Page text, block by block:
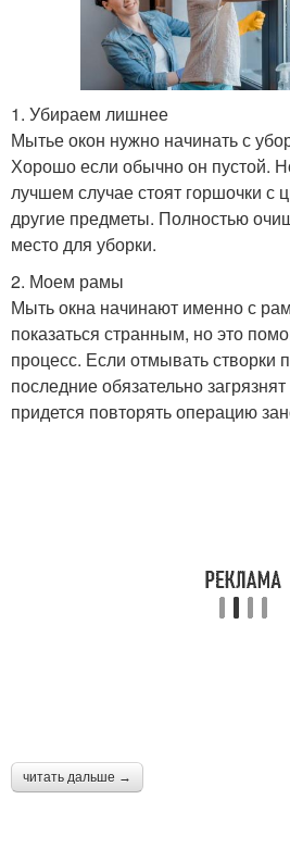
1. Убираем лишнее
Мытье окон нужно начинать с
Хорошо если обычно он пустой.
лучшем случае стоят горшочки с
другие предметы. Полностью
место для уборки.
2. Моем рамы
Мыть окна начинают именно с
показаться странным, но это
процесс. Если отмывать створки
последние обязательно
придется повторять операцию
читать дальше →